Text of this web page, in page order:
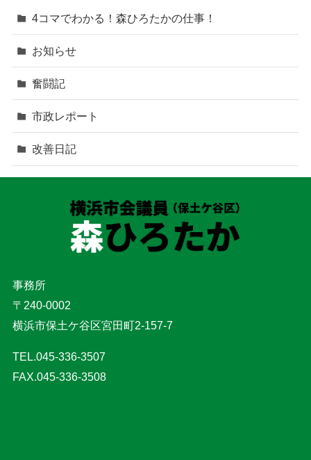
4コマでわかる！森ひろたかの仕事！
お知らせ
奮闘記
市政レポート
改善日記
事務所
〒240-0002
横浜市保土ケ谷区宮田町2-157-7
TEL.045-336-3507
FAX.045-336-3508